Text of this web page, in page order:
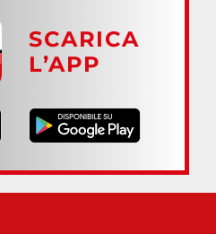
SCARICA
L’APP